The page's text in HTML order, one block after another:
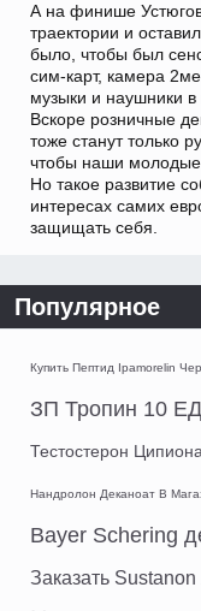
А на финише
траектории и
было, чтобы был
сим-карт, камера
музыки и наушники в
Вскоре розничные
тоже станут только
чтобы наши молодые
Но такое развитие
интересах самих
защищать себя.
Популярное
Купить Пептид Ipamorelin
ЗП Тропин 10
Тестостерон
Нандролон Деканоат В
Bayer Schering
Заказать